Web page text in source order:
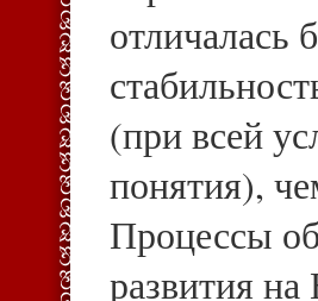
отличалась
(при всей
понятия),
Процессы
развития